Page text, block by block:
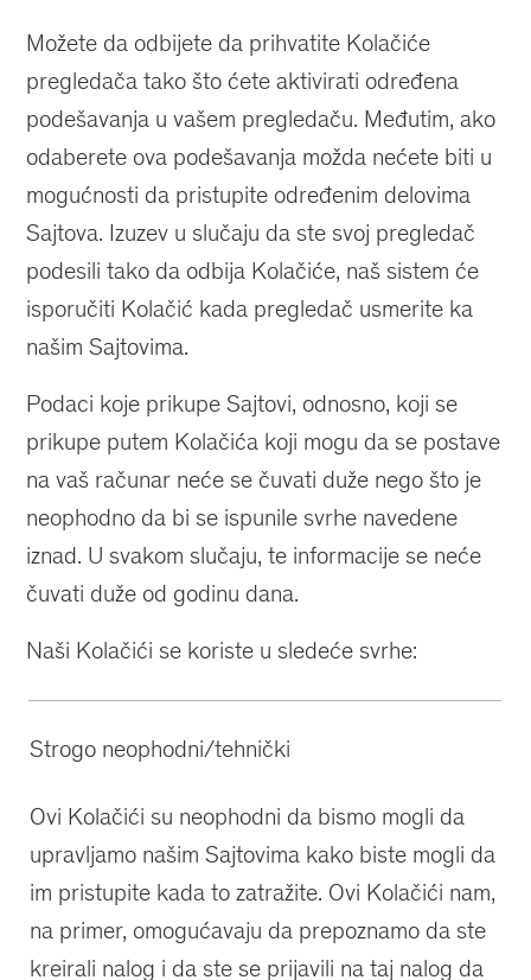
Možete da odbijete da prihvatite Kolačiće
pregledača tako što ćete aktivirati određena
podešavanja u vašem pregledaču. Međutim, ako
odaberete ova podešavanja možda nećete biti u
mogućnosti da pristupite određenim delovima
Sajtova. Izuzev u slučaju da ste svoj pregledač
podesili tako da odbija Kolačiće, naš sistem će
isporučiti Kolačić kada pregledač usmerite ka
našim Sajtovima.
Podaci koje prikupe Sajtovi, odnosno, koji se
prikupe putem Kolačića koji mogu da se postave
na vaš računar neće se čuvati duže nego što je
neophodno da bi se ispunile svrhe navedene
iznad. U svakom slučaju, te informacije se neće
čuvati duže od godinu dana.
Naši Kolačići se koriste u sledeće svrhe:
Strogo neophodni/tehnički
Ovi Kolačići su neophodni da bismo mogli da
upravljamo našim Sajtovima kako biste mogli da
im pristupite kada to zatražite. Ovi Kolačići nam,
na primer, omogućavaju da prepoznamo da ste
kreirali nalog i da ste se prijavili na taj nalog da